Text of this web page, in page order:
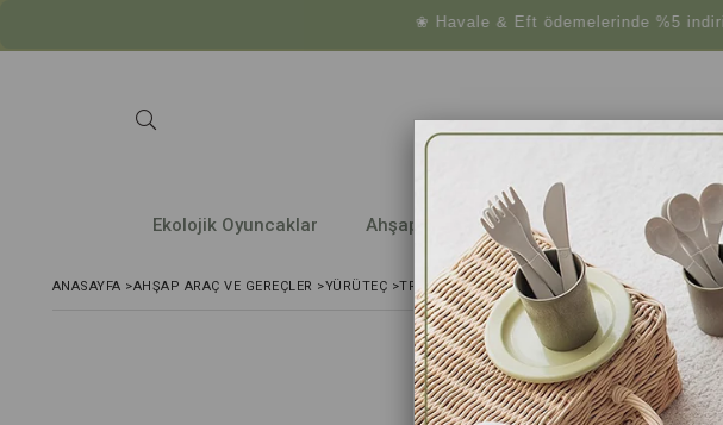
❀ Havale & Eft ödemelerinde %5 indirim
Ekolojik Oyuncaklar Ahşap Araç ve Gereçler Atıksız
ANASAYFA >AHŞAP ARAÇ VE GEREÇLER >YÜRÜTEÇ >TRIO STROLLER İLK ADIM YÜRÜTEÇ VE
Mamatoyz